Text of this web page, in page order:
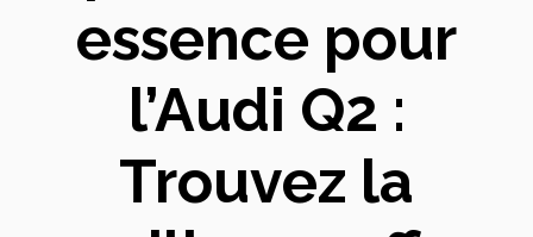
essence pour
l’Audi Q2 :
Trouvez la